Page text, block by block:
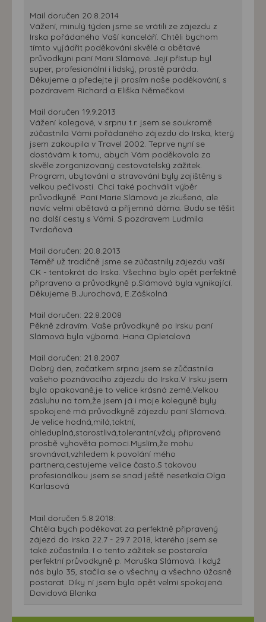
Mail doručen 20.8.2014
Vážení, minulý týden jsme se vrátili ze zájezdu z
Irska pořádaného Vaší kanceláří. Chtěli bychom
tímto vyjádřit poděkování skvělé a obětavé
průvodkyni paní Marii Slámové. Její přístup byl
super, profesionální i lidský, prostě paráda.
Děkujeme a předejte ji prosím naše poděkování, s
pozdravem Richard a Eliška Němečkovi
Mail doručen 19.9.2013
Vážení kolegové, v srpnu t.r. jsem se soukromě
zúčastnila Vámi pořádaného zájezdu do Irska, který
jsem zakoupila v Travel 2002. Teprve nyní se
dostávám k tomu, abych Vám poděkovala za
skvěle zorganizovaný cestovatelský zážitek.
Program, ubytování a stravování byly zajištěny s
velkou pečlivostí. Chci také pochválit výběr
průvodkyně. Paní Marie Slámová je zkušená, ale
navíc velmi obětavá a příjemná dáma. Budu se těšit
na další cesty s Vámi. S pozdravem Ludmila
Tvrdoňová
Mail doručen: 20.8.2013
Téměř už tradičně jsme se zúčastnily zájezdu vaší
CK - tentokrát do Irska. Všechno bylo opět perfektně
připraveno a průvodkyně p.Slámová byla vynikající.
Děkujeme B.Jurochová, E.Záškolná
Mail doručen: 22.8.2008
Pěkně zdravím. Vaše průvodkyně po Irsku paní
Slámová byla výborná. Hana Opletalová
Mail doručen: 21.8.2007
Dobrý den, začatkem srpna jsem se zůčastnila
vašeho poznávacího zájezdu do Irska.V Irsku jsem
byla opakovaně,je to velice krásná země.Velkou
zásluhu na tom,že jsem já i moje kolegyně byly
spokojené má průvodkyně zájezdu paní Slámová.
Je velice hodná,milá,taktní,
ohleduplná,starostlivá,tolerantní,vždy připravená
prosbě vyhověta pomoci.Myslím,že mohu
srovnávat,vzhledem k povolání mého
partnera,cestujeme velice často.S takovou
profesionálkou jsem se snad ještě nesetkala.Olga
Karlasová
Mail doručen 5.8.2018:
Chtěla bych poděkovat za perfektně připravený
zájezd do Irska 22.7 - 29.7 2018, kterého jsem se
také zúčastnila. I o tento zážitek se postarala
perfektní průvodkyně p. Maruška Slámová. I když
nás bylo 35, stačila se o všechny a všechno úžasně
postarat. Díky ní jsem byla opět velmi spokojená.
Davidová Blanka